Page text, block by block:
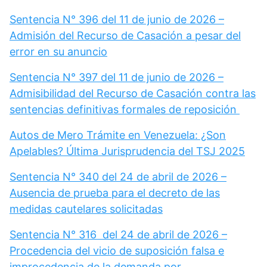
Sentencia N° 396 del 11 de junio de 2026 –
Admisión del Recurso de Casación a pesar del
error en su anuncio
Sentencia N° 397 del 11 de junio de 2026 –
Admisibilidad del Recurso de Casación contra las
sentencias definitivas formales de reposición
Autos de Mero Trámite en Venezuela: ¿Son
Apelables? Última Jurisprudencia del TSJ 2025
Sentencia N° 340 del 24 de abril de 2026 –
Ausencia de prueba para el decreto de las
medidas cautelares solicitadas
Sentencia N° 316 del 24 de abril de 2026 –
Procedencia del vicio de suposición falsa e